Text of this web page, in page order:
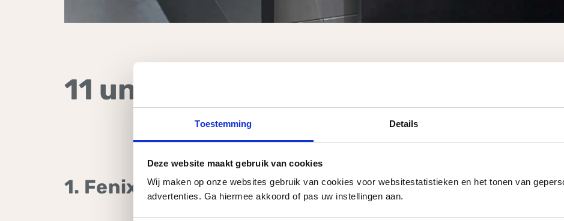
Toestemming Details
Deze website maakt gebruik van cookies
Wij maken op onze websites gebruik van cookies voor websitestatistieken en het tonen van
advertenties. Ga hiermee akkoord of pas uw instellingen aan.
11 unieke eigenschappen
1. Fenix zorgt voor chique keuken